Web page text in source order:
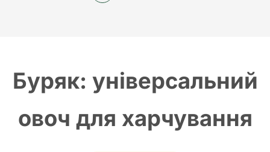
Буряк: універсальний
овоч для харчування